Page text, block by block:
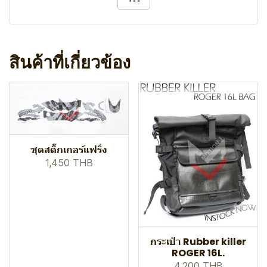
สินค้าที่เกี่ยวข้อง
ชุดสติ๊กเกอร์แฟริ่ง
1,450 THB
กระเป๋า Rubber killer
ROGER 16L.